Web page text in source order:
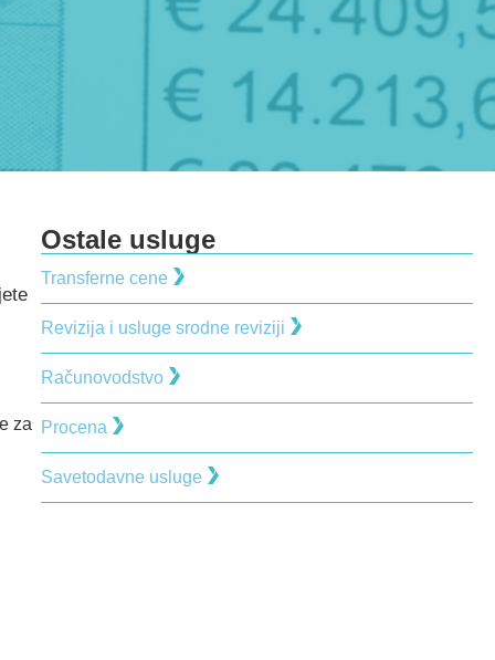
za
Ostale usluge
Transferne cene
Revizija i usluge srodne reviziji
Računovodstvo
Procena
Savetodavne usluge